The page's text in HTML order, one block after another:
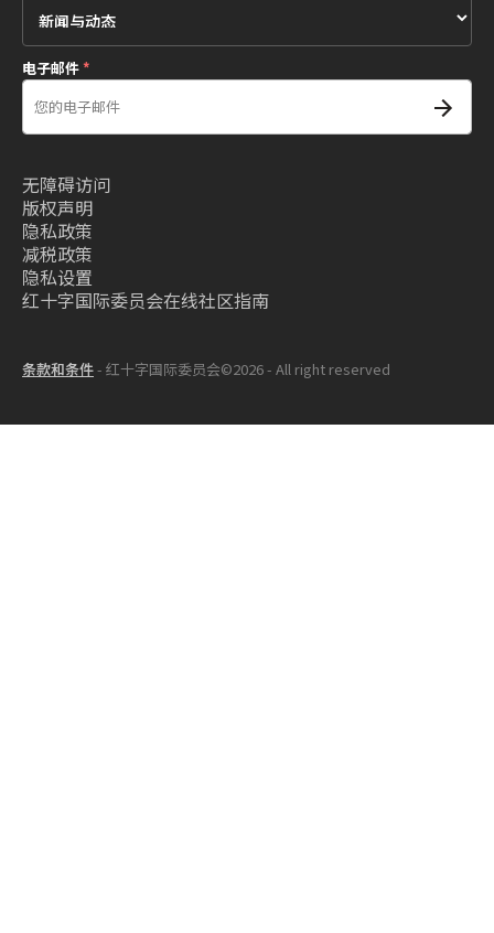
电子邮件*
无障碍访问
版权声明
隐私政策
减税政策
隐私设置
红十字国际委员会在线社区指南
条款和条件- 红十字国际委员会©2026 - All right reserved